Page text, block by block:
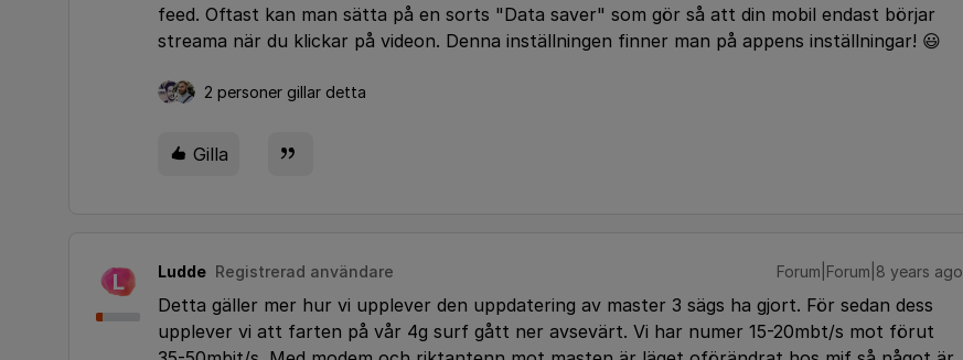
feed. Oftast kan man sätta på en sorts "Data saver" som gör så att din mobil endast börjar
streama när du klickar på videon. Denna inställningen finner man på appens inställningar! 😃
2 personer gillar detta
Gilla
L Ludde Registrerad användare Forum|Forum|8 years ago
Detta gäller mer hur vi upplever den uppdatering av master 3 sägs ha gjort. För sedan dess
upplever vi att farten på vår 4g surf gått ner avsevärt. Vi har numer 15-20mbt/s mot förut